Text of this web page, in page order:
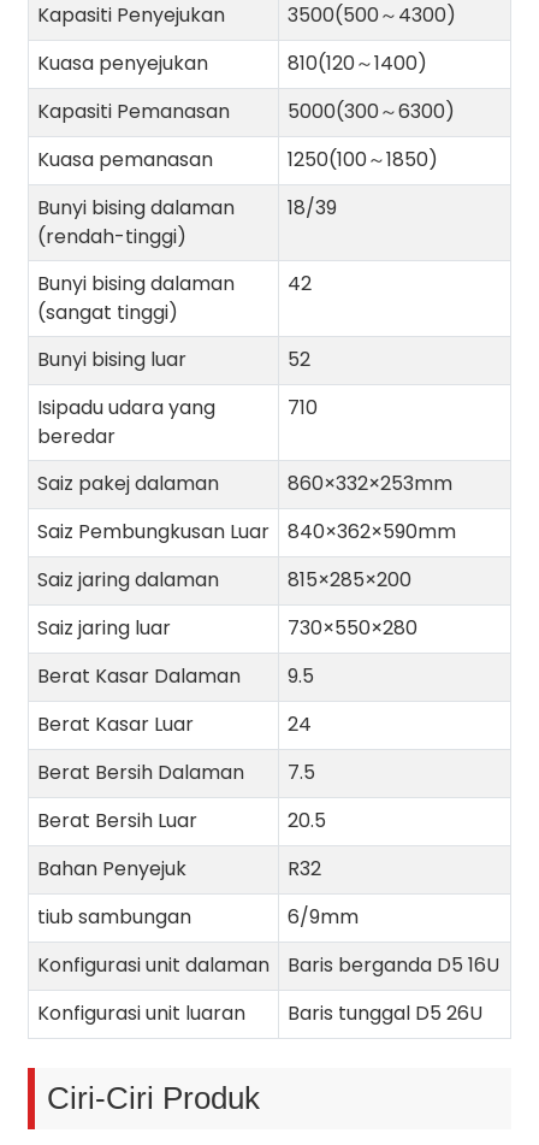
Kapasiti Penyejukan
3500(500～4300)
Kuasa penyejukan
810(120～1400)
Kapasiti Pemanasan
5000(300～6300)
Kuasa pemanasan
1250(100～1850)
Bunyi bising dalaman
(rendah-tinggi)
18/39
Bunyi bising dalaman
(sangat tinggi)
42
Bunyi bising luar
52
Isipadu udara yang
beredar
710
Saiz pakej dalaman
860×332×253mm
Saiz Pembungkusan Luar
840×362×590mm
Saiz jaring dalaman
815×285×200
Saiz jaring luar
730×550×280
Berat Kasar Dalaman
9.5
Berat Kasar Luar
24
Berat Bersih Dalaman
7.5
Berat Bersih Luar
20.5
Bahan Penyejuk
R32
tiub sambungan
6/9mm
Konfigurasi unit dalaman
Baris berganda D5 16U
Konfigurasi unit luaran
Baris tunggal D5 26U
Ciri-Ciri Produk